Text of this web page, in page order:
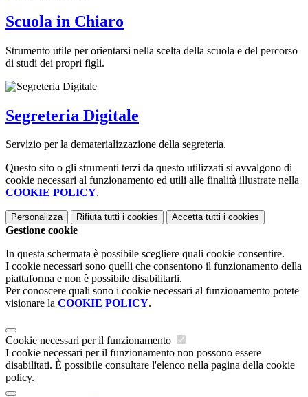
Scuola in Chiaro
Strumento utile per orientarsi nella scelta della scuola e del percorso
di studi dei propri figli.
Segreteria Digitale
Servizio per la dematerializzazione della segreteria.
Questo sito o gli strumenti terzi da questo utilizzati si avvalgono di
cookie necessari al funzionamento ed utili alle finalità illustrate nella
COOKIE POLICY.
Personalizza Rifiuta tutti i cookies Accetta tutti i cookies
Gestione cookie
In questa schermata è possibile scegliere quali cookie consentire.
I cookie necessari sono quelli che consentono il funzionamento della
piattaforma e non è possibile disabilitarli.
Per conoscere quali sono i cookie necessari al funzionamento potete
visionare la COOKIE POLICY.
Cookie necessari per il funzionamento
I cookie necessari per il funzionamento non possono essere
disabilitati. È possibile consultare l'elenco nella pagina della cookie
policy.